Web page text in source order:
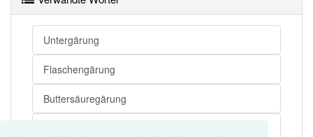
Untergärung
Flaschengärung
Buttersäuregärung